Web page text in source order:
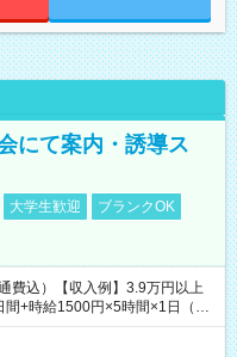
にて案内・誘導ス
大学生歓迎
ブランクOK
費込）【収入例】3.9万円以上
+時給1500円×5時間×1日（実